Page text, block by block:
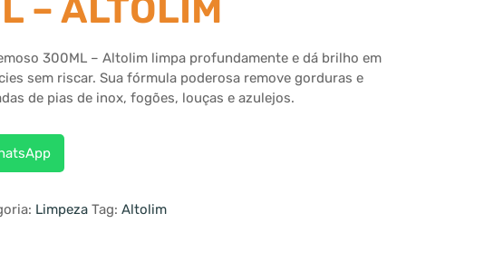
– ALTOLIM
300ML – Altolim limpa profundamente e dá brilho em
sem riscar. Sua fórmula poderosa remove gorduras e
de pias de inox, fogões, louças e azulejos.
Limpeza Tag: Altolim